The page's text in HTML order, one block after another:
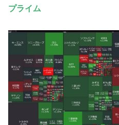
プライム